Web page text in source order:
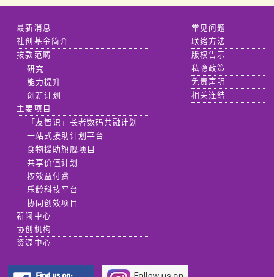
最新消息
社创基金简介
拨款范畴
研究
能力提升
创新计划
主要项目
「友智识」长者数码共融计划
一站式援助计划平台
食物援助旗舰项目
共享价值计划
按效益付费
乐龄科技平台
协同创效项目
新闻中心
协创机构
资源中心
常见问题
联络方法
版权告示
私隐政策
免责声明
相关连结